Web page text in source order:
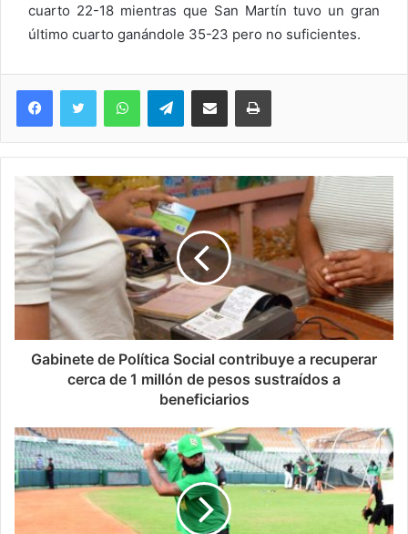
cuarto 22-18 mientras que San Martín tuvo un gran
último cuarto ganándole 35-23 pero no suficientes.
WhatsAppTelegramCompartir via Email Imprimi
Gabinete de Política Social contribuye a recuperar
cerca de 1 millón de pesos sustraídos a
beneficiarios